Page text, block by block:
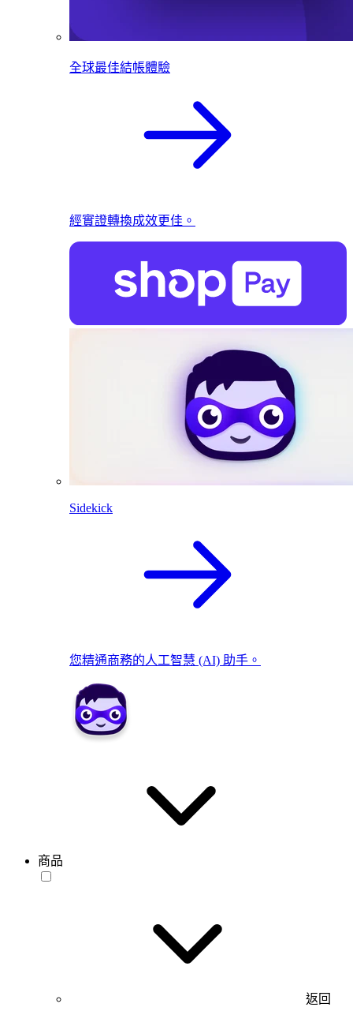
全球最佳結帳體驗
經實證轉換成效更佳。
Sidekick
您精通商務的人工智慧 (AI) 助手。
商品
返回